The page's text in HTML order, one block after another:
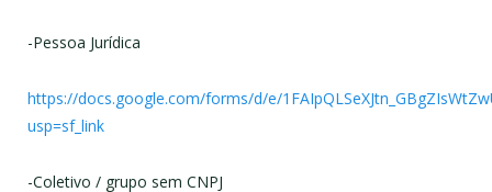
-Pessoa Jurídica
https://docs.google.com/forms/d/e/
usp=sf_link
-Coletivo / grupo sem CNPJ